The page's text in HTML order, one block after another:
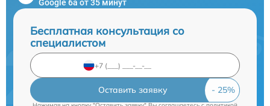
Google 6a от 35 минут
Бесплатная консультация со
специалистом
Оставить заявку